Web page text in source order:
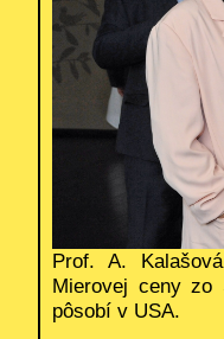
Prof. A.
Mierovej ceny zo
pôsobí v USA.